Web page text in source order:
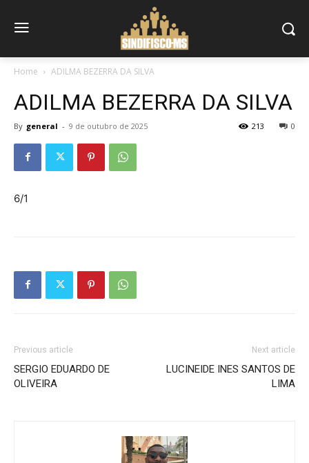
Home ADILMA BEZERRA DA SILVA
ADILMA BEZERRA DA SILVA
By general - 9 de outubro de 2025 0
213
6/1
Previous article
SERGIO EDUARDO DE
OLIVEIRA
Next article
LUCINEIDE INES SANTOS DE
LIMA